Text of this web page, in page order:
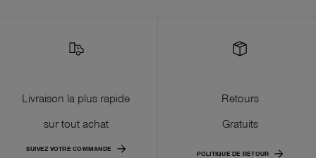
Livraison la plus rapide
sur tout achat
SUIVEZ VOTRE COMMANDE
Retours
Gratuits
POLITIQUE DE RETOUR